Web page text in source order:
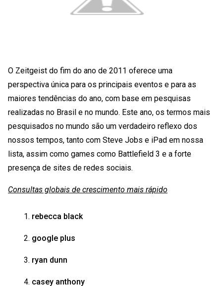
O Zeitgeist do fim do ano de 2011 oferece uma
perspectiva única para os principais eventos e para as
maiores tendências do ano, com base em pesquisas
realizadas no Brasil e no mundo. Este ano, os termos mais
pesquisados no mundo são um verdadeiro reflexo dos
nossos tempos, tanto com Steve Jobs e iPad em nossa
lista, assim como games como Battlefield 3 e a forte
presença de sites de redes sociais.
Consultas globais de crescimento mais rápido
rebecca black
google plus
ryan dunn
casey anthony